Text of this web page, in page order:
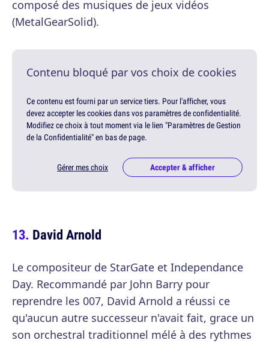
composé des musiques de jeux vidéos
(MetalGearSolid).
Contenu bloqué par vos choix de cookies
Ce contenu est fourni par un service tiers. Pour l'afficher, vous
devez accepter les cookies dans vos paramètres de confidentialité.
Modifiez ce choix à tout moment via le lien "Paramètres de Gestion
de la Confidentialité" en bas de page.
Gérer mes choix Accepter & afficher
David Arnold
Le compositeur de StarGate et Independance
Day. Recommandé par John Barry pour
reprendre les 007, David Arnold a réussi ce
qu'aucun autre successeur n'avait fait, grace un
son orchestral traditionnel mélé à des rythmes